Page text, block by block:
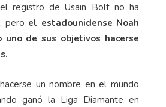
registro de Usain Bolt no ha
pero el estadounidense Noah
uno de sus objetivos hacerse
un nombre en el mundo
ganó la Liga Diamante en